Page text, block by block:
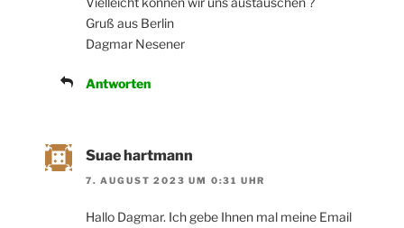
Gruß aus Berlin
Dagmar Nesener
Antworten
Suae hartmann
7. AUGUST 2023 UM 0:31 UHR
Hallo Dagmar. Ich gebe Ihnen mal meine Email